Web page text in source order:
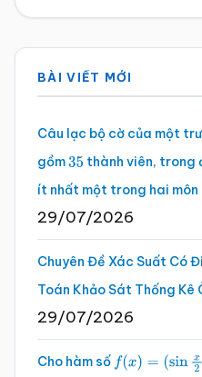
Sidebar
chính
BÀI VIẾT MỚI
Câu lạc bộ cờ của một
gồm35 thành viên, trong
ít nhất một trong hai
29/07/2026
Chuyên Đề Xác Suất Có
Toán Khảo Sát Thống Kê
29/07/2026
Cho hàm số f(x)=(sinx2 –